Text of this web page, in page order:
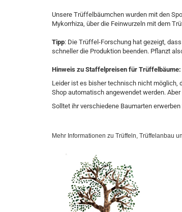
Unsere Trüffelbäumchen wurden mit den
Mykorrhiza, über die Feinwurzeln mit dem
Tipp: Die Trüffel-Forschung hat gezeigt,
schneller die Produktion beenden. Pflanzt
Hinweis zu Staffelpreisen für Trüffelbäume:
Leider ist es bisher technisch nicht
Shop automatisch angewendet werden.
Solltet ihr verschiedene Baumarten
Mehr Informationen zu Trüffeln, Trüffelanbau